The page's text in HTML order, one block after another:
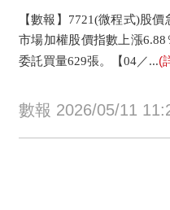
【數報】7721(微程式)股
市場加權股價指數上漲
委託買量629張。【04／...(
數報 2026/05/11